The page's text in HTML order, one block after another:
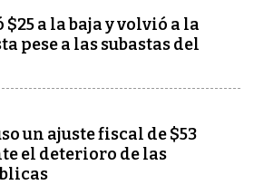
a la baja y volvió a la
pese a las subastas del
un ajuste fiscal de $53
el deterioro de las